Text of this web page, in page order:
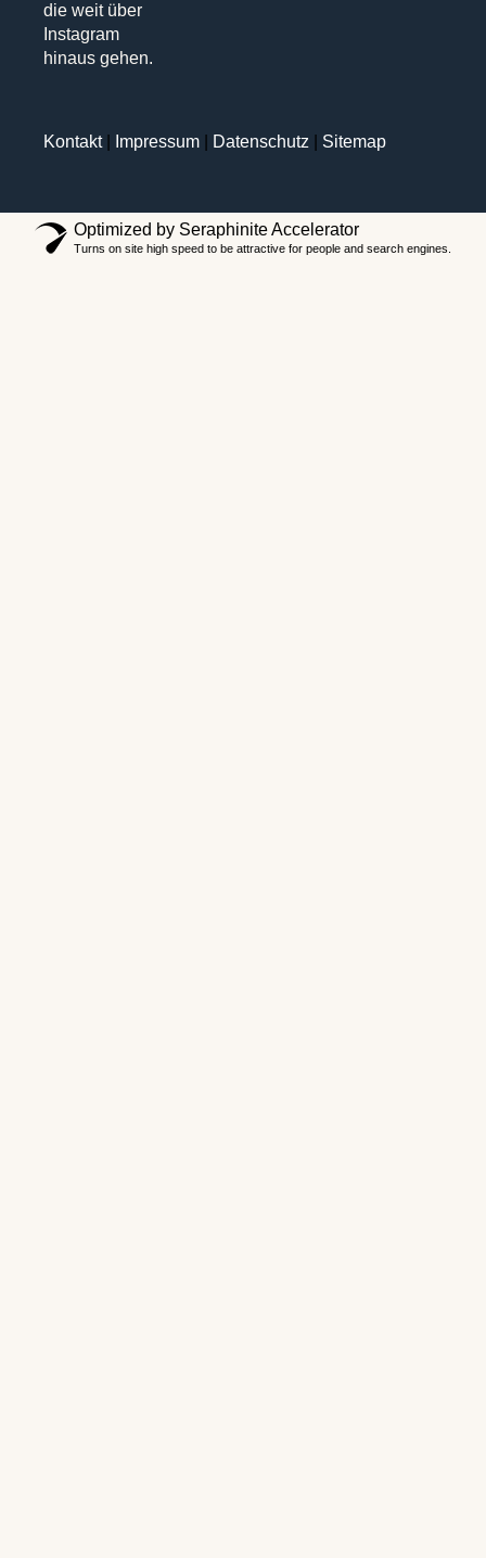
die weit über
Instagram
hinaus gehen.
Kontakt| Impressum Datenschutz Sitemap
Optimized by Seraphinite Accelerator
Turns on site high speed to be attractive for people and search engines.